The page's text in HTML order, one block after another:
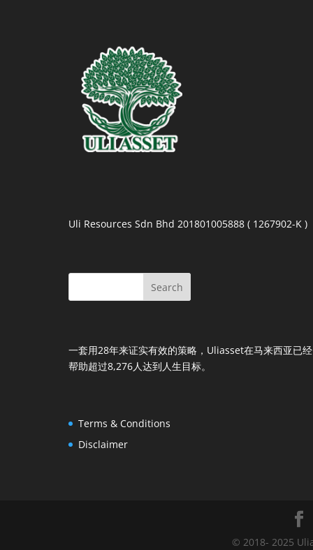
Uli Resources Sdn Bhd 201801005888 ( 1267902-K )
一套用28年来证实有效的策略，Uliasset在马来西亚已经
帮助超过8,276人达到人生目标。
Terms & Conditions
Disclaimer
© 2018- 2025